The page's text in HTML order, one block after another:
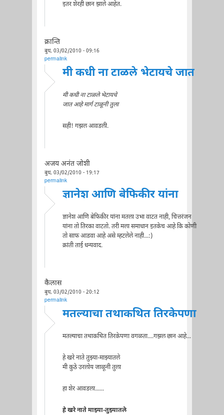
इतर शेरही छान झाले आहेत.
क्रान्ति
बुध, 03/02/2010 - 09:16
permalink
मी कधी ना टाळले भेटायचे जात
मी कधी ना टाळले भेटायचे
जात आहे मार्ग टाळूनी तुला
सही! गझल आवडली.
अजय अनंत जोशी
बुध, 03/02/2010 - 19:17
permalink
ज्ञानेश आणि बेफिकीर यांना
ज्ञानेश आणि बेफिकीर यांना मतला उभा वाटत नाही, चित्तरंजन
यांना तो तिरका वाटतो. तरी मला समाधान इतकेच आहे कि कोणी
तो साफ आडवा आहे असे म्हटलेले नाही...:)
क्रांती ताई धन्यवाद.
कैलास
बुध, 03/02/2010 - 20:12
permalink
मतल्याचा तथाकथित तिरकेपणा
मतल्याचा तथाकथित तिरकेपणा वगळता....गझल छान आहे...
हे खरे नाते तुझ्या-माझ्यातले
मी कुठे उरलोय जाळूनी तुला
हा शेर आवडला......
हे खरे नाते माझ्या-तुझ्यातले